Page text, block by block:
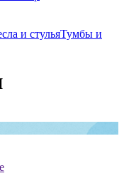
и стульяТумбы и